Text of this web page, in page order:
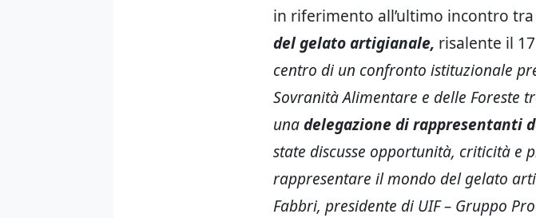
in riferimento all’ultimo incontro
del gelato artigianale, risalente il
centro di un confronto istituzionale
Sovranità Alimentare e delle Foreste
unadelegazione di rappresentanti
state discusse opportunità, criticità e
rappresentare il mondo del gelato
Fabbri, presidente di UIF – Gruppo